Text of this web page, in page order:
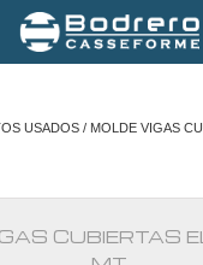
USADOS/ MOLDE VIGAS
CUBIERTAS